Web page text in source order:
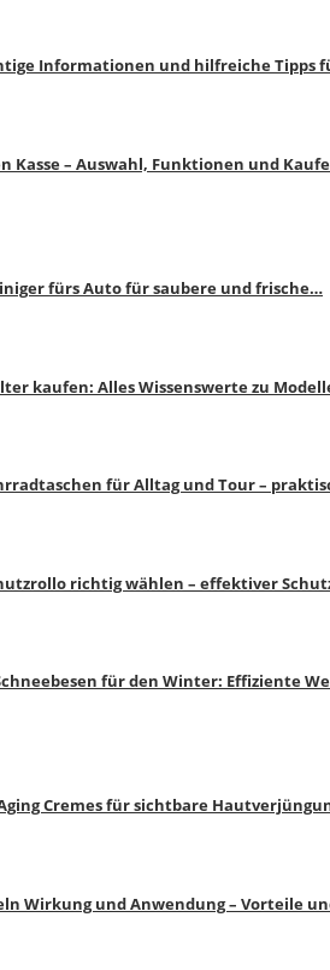
Informationen und hilfreiche Tipps
Kasse – Auswahl, Funktionen und
fürs Auto für saubere und frische…
kaufen: Alles Wissenswerte zu
für Alltag und Tour –
richtig wählen – effektiver
für den Winter: Effiziente
Cremes für sichtbare
Wirkung und Anwendung – Vorteile